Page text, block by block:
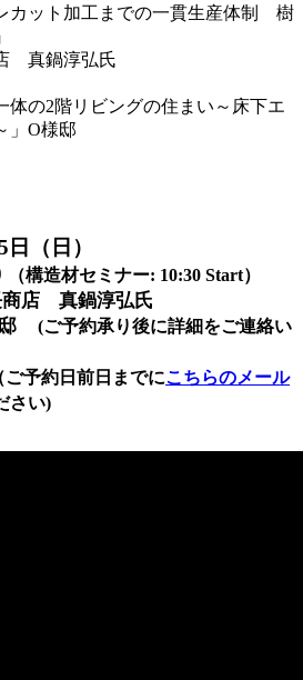
カット加工までの一貫生産体制 樹
真鍋淳弘氏
体の2階リビングの住まい～床下エ
」O様邸
（日）
（構造材セミナー: 10:30 Start）
商店 真鍋淳弘氏
(ご予約承り後に詳細をご連絡い
ご予約日前日までにこちらのメール
さい)